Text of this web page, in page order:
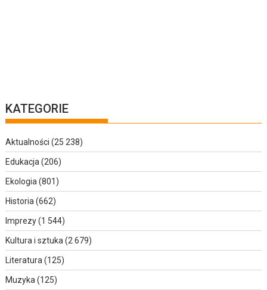
KATEGORIE
Aktualności (25 238)
Edukacja(206)
Ekologia(801)
Historia(662)
Imprezy(1 544)
Kultura i sztuka(2 679)
Literatura(125)
Muzyka(125)